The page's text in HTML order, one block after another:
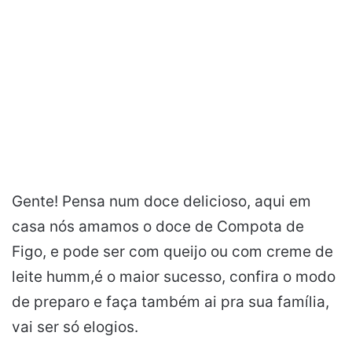
Gente! Pensa num doce delicioso, aqui em
casa nós amamos o doce de Compota de
Figo, e pode ser com queijo ou com creme de
leite humm,é o maior sucesso, confira o modo
de preparo e faça também ai pra sua família,
vai ser só elogios.